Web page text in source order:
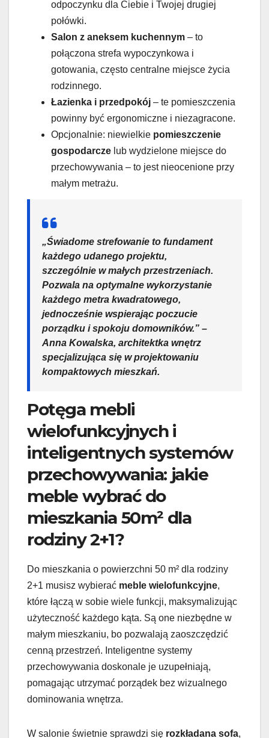
odpoczynku dla Ciebie i Twojej drugiej
połówki.
Salon z aneksem kuchennym – to
połączona strefa wypoczynkowa i
gotowania, często centralne miejsce życia
rodzinnego.
Łazienka i przedpokój – te pomieszczenia
powinny być ergonomiczne i niezagracone.
Opcjonalnie: niewielkie pomieszczenie
gospodarcze lub wydzielone miejsce do
przechowywania – to jest nieocenione przy
małym metrażu.
„Świadome strefowanie to fundament
każdego udanego projektu,
szczególnie w małych przestrzeniach.
Pozwala na optymalne wykorzystanie
każdego metra kwadratowego,
jednocześnie wspierając poczucie
porządku i spokoju domowników.” –
Anna Kowalska, architektka wnętrz
specjalizująca się w projektowaniu
kompaktowych mieszkań.
Potęga mebli
wielofunkcyjnych i
inteligentnych systemów
przechowywania: jakie
meble wybrać do
mieszkania 50m² dla
rodziny 2+1?
Do mieszkania o powierzchni 50 m² dla rodziny
2+1 musisz wybierać meble wielofunkcyjne,
które łączą w sobie wiele funkcji, maksymalizując
użyteczność każdego kąta. Są one niezbędne w
małym mieszkaniu, bo pozwalają zaoszczędzić
cenną przestrzeń. Inteligentne systemy
przechowywania doskonale je uzupełniają,
pomagając utrzymać porządek bez wizualnego
dominowania wnętrza.
W salonie świetnie sprawdzi się rozkładana sofa,